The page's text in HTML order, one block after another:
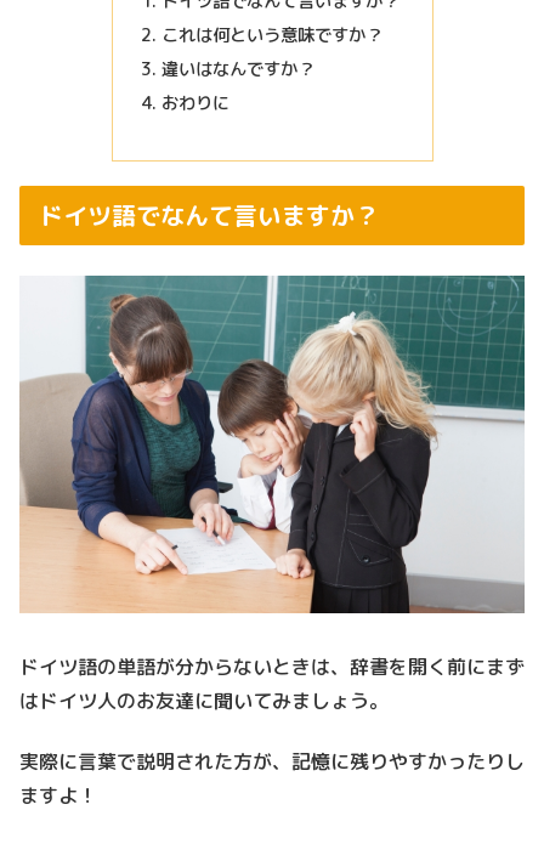
これは何という意味ですか？
違いはなんですか？
おわりに
ドイツ語でなんて言いますか？
ドイツ語の単語が分からないときは、辞書を開く前にまず
はドイツ人のお友達に聞いてみましょう。
実際に言葉で説明された方が、記憶に残りやすかったりし
ますよ！